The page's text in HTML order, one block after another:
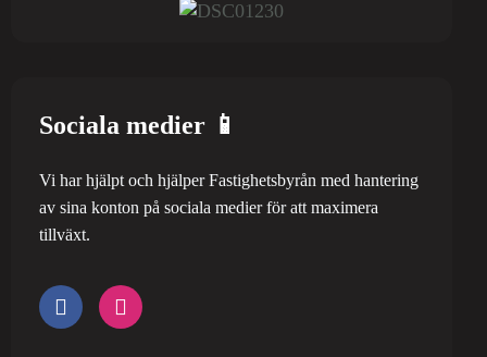
Sociala medier 📱
Vi har hjälpt och hjälper Fastighetsbyrån med hantering
av sina konton på sociala medier för att maximera
tillväxt.